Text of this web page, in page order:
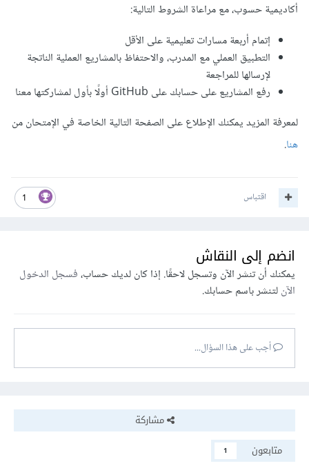
أكاديمية حسوب، مع مراعاة الشروط التالية:
إتمام أربعة مسارات تعليمية على الأقل
التطبيق العملي مع المدرب، والاحتفاظ بالمشاريع العملية الناتجة
لإرسالها للمراجعة
رفع المشاريع على حسابك على GitHub أولًا بأول لمشاركتها معنا
لمعرفة المزيد يمكنك الإطلاع على الصفحة التالية الخاصة في الإمتحان من
هنا.
1 اقتباس
انضم إلى النقاش
يمكنك أن تنشر الآن وتسجل لاحقًا. إذا كان لديك حساب،فسجل الدخول
الآنلتنشر باسم حسابك.
أجب على هذا السؤال...
مشاركة
متابعون
1